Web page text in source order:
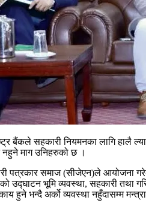
बैंकले सहकारी नियमनका लागि हालै
नहुने माग उनिहरुको छ ।
पत्रकार समाज (सीजेएन)ले आयोजना
उद्घाटन भूमि व्यवस्था, सहकारी तथा
हुने भन्दै अर्को व्यवस्था नहुँदासम्म